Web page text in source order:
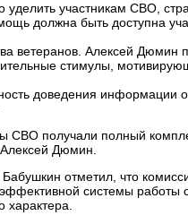
участникам СВО,
должна быть
ветеранов. Алексей
стимулы,
доведения информации
СВО получали полный
Дюмин.
отметил, что
системы
характера.